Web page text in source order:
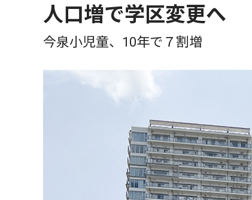
人口増で学区変更へ
今泉小児童、10年で７割増